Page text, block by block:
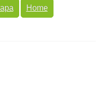
Home